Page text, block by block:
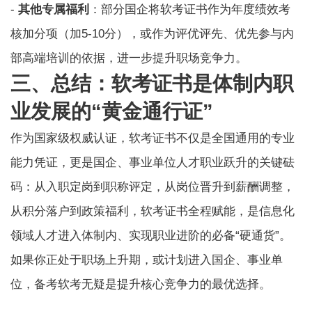
-其他专属福利 ：部分国企将软考证书作为年度绩效考
核加分项（加5-10分），或作为评优评先、优先参与内
部高端培训的依据，进一步提升职场竞争力。
三、总结：软考证书是体制内职
业发展的“黄金通行证”
作为国家级权威认证，软考证书不仅是全国通用的专业
能力凭证，更是国企、事业单位人才职业跃升的关键砝
码：从入职定岗到职称评定，从岗位晋升到薪酬调整，
从积分落户到政策福利，软考证书全程赋能，是信息化
领域人才进入体制内、实现职业进阶的必备“硬通货”。
如果你正处于职场上升期，或计划进入国企、事业单
位，备考软考无疑是提升核心竞争力的最优选择。